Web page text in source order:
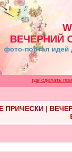
ВЕЧЕРНИЙ
фото-портал идей
где сделать
ПРИЧЕСКИ|